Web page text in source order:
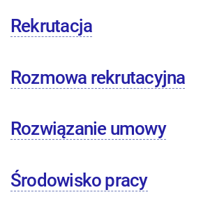
Rekrutacja
Rozmowa rekrutacyjna
Rozwiązanie umowy
Środowisko pracy